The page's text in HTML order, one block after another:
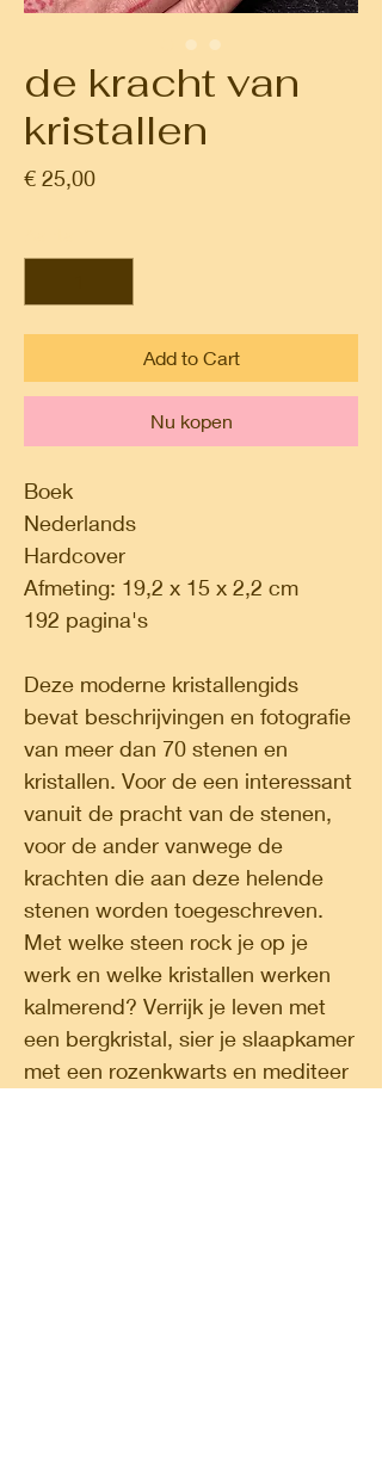
de kracht van
kristallen
€ 25,00Prijs
Add to Cart
Nu kopen
Boek
Nederlands
Hardcover
Afmeting: 19,2 x 15 x 2,2 cm
192 pagina's
Deze moderne kristallengids
bevat beschrijvingen en fotografie
van meer dan 70 stenen en
kristallen. Voor de een interessant
vanuit de pracht van de stenen,
voor de ander vanwege de
krachten die aan deze helende
stenen worden toegeschreven.
Met welke steen rock je op je
werk en welke kristallen werken
kalmerend? Verrijk je leven met
een bergkristal, sier je slaapkamer
met een rozenkwarts en mediteer